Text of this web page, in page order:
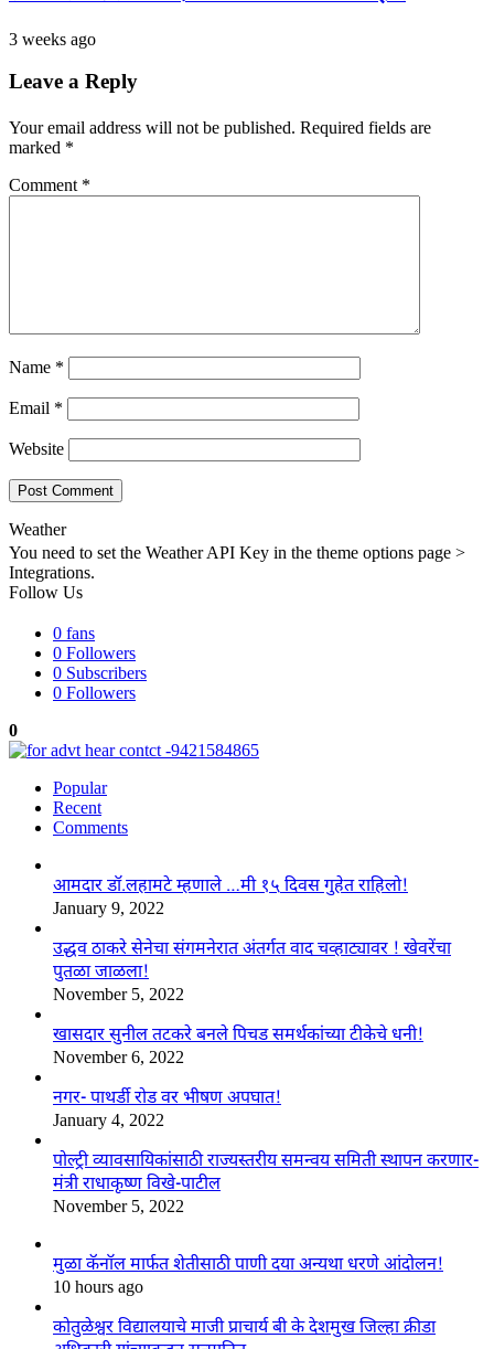
3 weeks ago
Leave a Reply
Your email address will not be published. Required fields are
marked *
Comment *
Name *
Email *
Website
Weather
You need to set the Weather API Key in the theme options page >
Integrations.
Follow Us
0 fans
0 Followers
0 Subscribers
0 Followers
0
Popular
Recent
Comments
आमदार डॉ.लहामटे म्हणाले …मी १५ दिवस गुहेत राहिलो!
January 9, 2022
उद्धव ठाकरे सेनेचा संगमनेरात अंतर्गत वाद चव्हाट्यावर ! खेवरेंचा
पुतळा जाळला!
November 5, 2022
खासदार सुनील तटकरे बनले पिचड समर्थकांच्या टीकेचे धनी!
November 6, 2022
नगर- पाथर्डी रोड वर भीषण अपघात!
January 4, 2022
पोल्ट्री व्यावसायिकांसाठी राज्यस्तरीय समन्वय समिती स्थापन करणार-
मंत्री राधाकृष्ण विखे-पाटील
November 5, 2022
मुळा कॅनॉल मार्फत शेतीसाठी पाणी दया अन्यथा धरणे आंदोलन!
10 hours ago
कोतुळेश्वर विद्यालयाचे माजी प्राचार्य बी के देशमुख जिल्हा क्रीडा